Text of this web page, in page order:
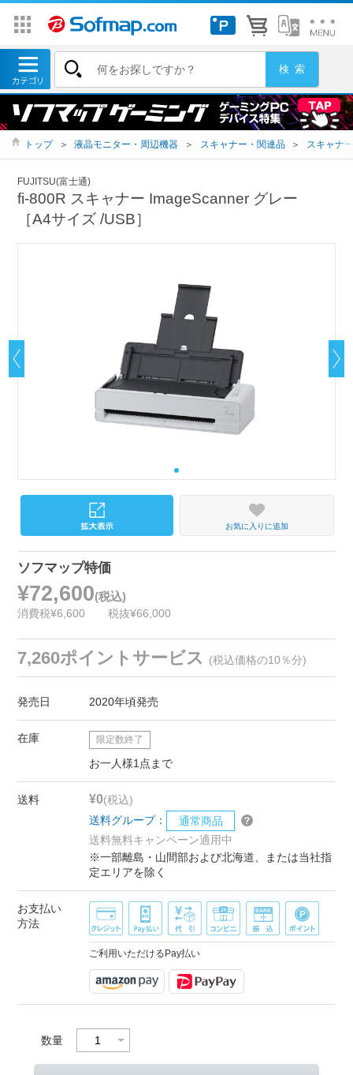
トップ ＞ 液晶モニター・周辺機器 ＞ スキャナー・関連品 ＞ スキャナー
FUJITSU(富士通)
fi-800R スキャナー ImageScanner グレー
［A4サイズ /USB］
お気に入りに追加
ソフマップ特価
¥72,600(税込)
消費税¥6,600 税抜¥66,000
7,260ポイントサービス (税込価格の10％分)
発売日 2020年頃発売
在庫 限定数終了
お一人様1点まで
送料 ¥0(税込)
送料グループ：
通常商品
送料無料キャンペーン適用中
※一部離島・山間部および北海道、または当社指
定エリアを除く
お支払い
方法
ご利用いただけるPay払い
数量